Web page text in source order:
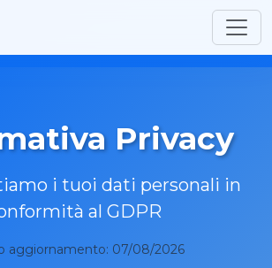
Privacy
i tuoi dati personali in
al GDPR
aggiornamento: 07/08/2026